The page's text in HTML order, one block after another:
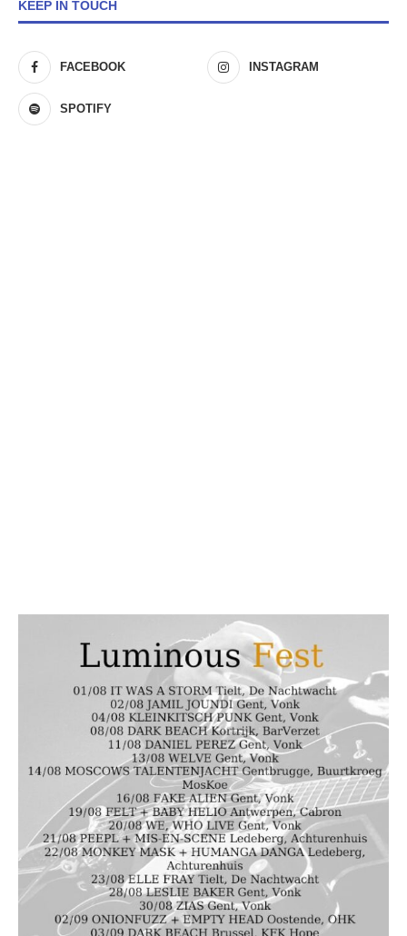
KEEP IN TOUCH
FACEBOOK INSTAGRAM
SPOTIFY